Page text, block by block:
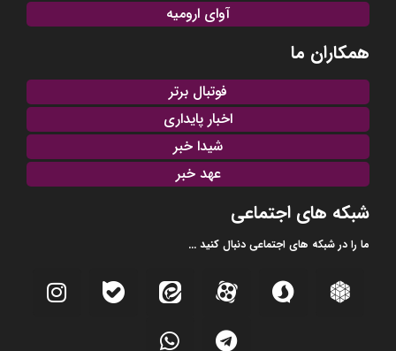
آوای ارومیه
همکاران ما
فوتبال برتر
اخبار پایداری
شیدا خبر
عهد خبر
شبکه های اجتماعی
ما را در شبکه های اجتماعی دنبال کنید ...